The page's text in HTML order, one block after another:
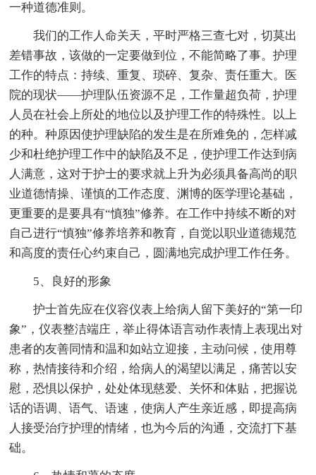
一种道德准则。
我们的工作人命关天，平时严格三查七对，切莫出
差错事故，该做的一定要做到位，不能简略了事。护理
工作的特点：持续、重复、琐碎、复杂、责任重大。医
院的现状——护理队伍资源不足，工作量超负荷，护理
人员在社会上所处的地位以及护理工作的特殊性。以上
的种。种原因使护理缺陷的发生是在所难免的，怎样减
少和杜绝护理工作中的缺陷及不足，使护理工作达到病
人满意，这对于护士的要求就上升为必须具备高尚的职
业道德情操、谨慎的工作态度、渊博的医学理论基础，
更重要的是要具有“慎独”修养。在工作中持续不断的对
自己进行“慎独”修养培养和教育，自觉以职业道德规范
和高度的责任心约束自己，圆满地完成护理工作任务。
5、良好的形象
护士首先应在仪容仪表上给病人留下美好的“第一印
象”，仪表整洁端庄，举止得体语言动作表情上表现出对
患者的友善同情和温和如站立迎接，主动问候，使用尊
称，热情接待和介绍，给病人的渴望以满足，痛苦以安
慰，恐惧以保护，处处体现慈爱、关怀和体贴，把握说
话的语调、语气、语速，使病人产生亲近感，即提高病
人接受治疗护理的情绪，也为今后的沟通，交流打下基
础。